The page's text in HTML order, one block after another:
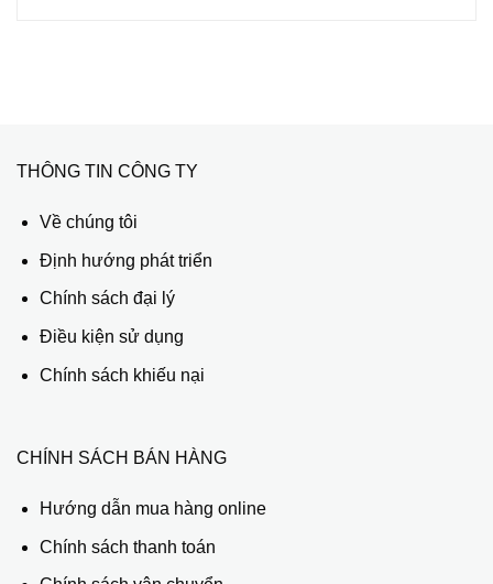
THÔNG TIN CÔNG TY
Về chúng tôi
Định hướng phát triển
Chính sách đại lý
Điều kiện sử dụng
Chính sách khiếu nại
CHÍNH SÁCH BÁN HÀNG
Hướng dẫn mua hàng online
Chính sách thanh toán